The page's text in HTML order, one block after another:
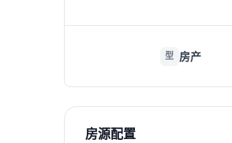
型 房产
房源配置